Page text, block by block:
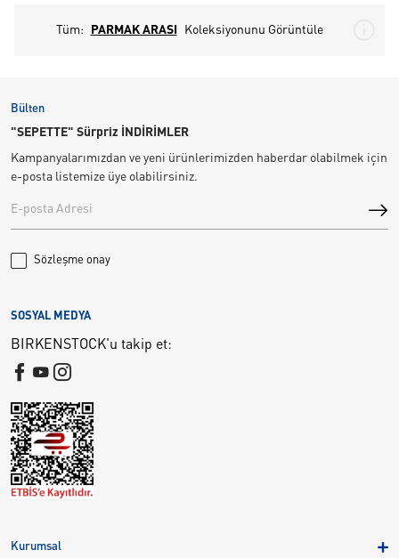
Tüm: PARMAK ARASI Koleksiyonunu Görüntüle
Bülten
"SEPETTE" Sürpriz İNDİRİMLER
Kampanyalarımızdan ve yeni ürünlerimizden haberdar olabilmek için
e-posta listemize üye olabilirsiniz.
Sözleşme onay
Kurumsal
SOSYAL MEDYA
BIRKENSTOCK'u takip et: